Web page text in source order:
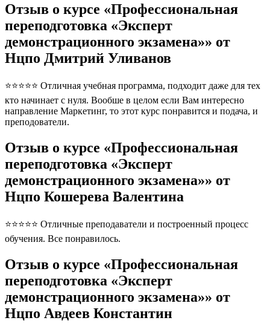
Отзыв о курсе «Профессиональная
переподготовка «Эксперт
демонстрационного экзамена»» от
Нцпо Дмитрий Уливанов
⭐⭐⭐⭐⭐ Отличная учебная программа, подходит даже для тех
кто начинает с нуля. Вообше в целом если Вам интересно
направление Маркетинг, то этот курс понравится и подача, и
преподователи.
Отзыв о курсе «Профессиональная
переподготовка «Эксперт
демонстрационного экзамена»» от
Нцпо Кошерева Валентина
⭐⭐⭐⭐⭐ Отличные преподаватели и построенный процесс
обучения. Все понравилось.
Отзыв о курсе «Профессиональная
переподготовка «Эксперт
демонстрационного экзамена»» от
Нцпо Авдеев Константин